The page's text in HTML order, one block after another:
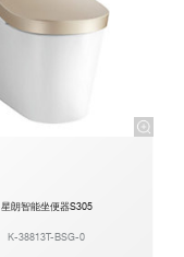
星朗智能坐便器S305
K-38813T-BSG-0